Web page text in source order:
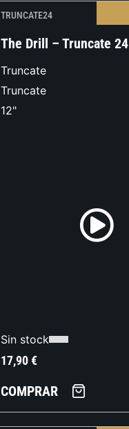
TRUNCATE24
The Drill – Truncate 24
Truncate
Truncate
12"
Sin stock
17,90€
COMPRAR